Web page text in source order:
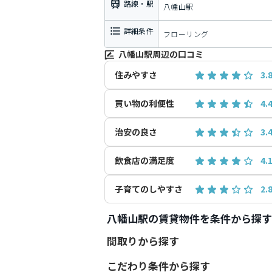
路線・駅 八幡山駅
詳細条件 フローリング
八幡山駅周辺の口コミ
住みやすさ
買い物の利便性
治安の良さ
飲食店の満足度
子育てのしやすさ
八幡山駅の賃貸物件を条件から探す
間取りから探す
こだわり条件から探す